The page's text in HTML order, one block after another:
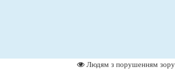
Людям з порушенням зору